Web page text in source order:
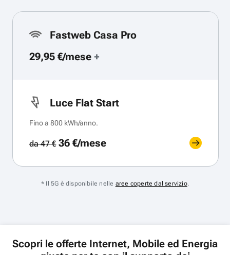
Fastweb Casa Pro
29,95 €/mese +
Luce Flat Start
Fino a 800 kWh/anno.
da 47 €36 €/mese
* Il 5G è disponibile nelle aree coperte dal servizio.
Scopri le offerte Internet, Mobile ed Energia